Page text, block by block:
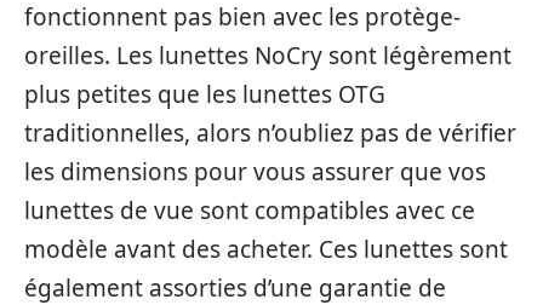
fonctionnent pas bien avec les protège-
oreilles. Les lunettes NoCry sont légèrement
plus petites que les lunettes OTG
traditionnelles, alors n’oubliez pas de vérifier
les dimensions pour vous assurer que vos
lunettes de vue sont compatibles avec ce
modèle avant des acheter. Ces lunettes sont
également assorties d’une garantie de